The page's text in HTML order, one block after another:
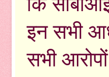
इन सभी
सभी